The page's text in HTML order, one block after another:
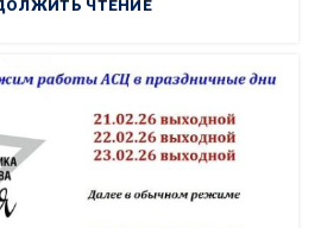
ЧТЕНИЕ